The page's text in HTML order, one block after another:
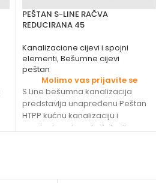
PEŠTAN S-LINE RAČVA
REDUCIRANA 45
Kanalizacione cijevi i spojni
elementi, Bešumne cijevi
peštan
Molimo vas prijavite se
S Line bešumna kanalizacija
predstavlja unapređenu Peštan
HTPP kućnu kanalizaciju i
namjenjena je za instalaciju na